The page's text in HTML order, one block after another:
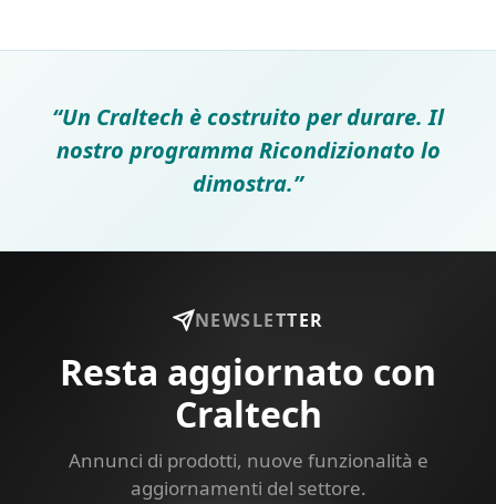
“Un Craltech è costruito per durare. Il
nostro programma Ricondizionato lo
dimostra.”
NEWSLETTER
Resta aggiornato con
Craltech
Annunci di prodotti, nuove funzionalità e
aggiornamenti del settore.